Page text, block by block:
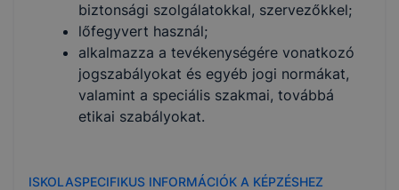
biztonsági szolgálatokkal, szervezőkkel;
lőfegyvert használ;
alkalmazza a tevékenységére vonatkozó
jogszabályokat és egyéb jogi normákat,
valamint a speciális szakmai, továbbá
etikai szabályokat.
ISKOLASPECIFIKUS INFORMÁCIÓK A KÉPZÉSHEZ